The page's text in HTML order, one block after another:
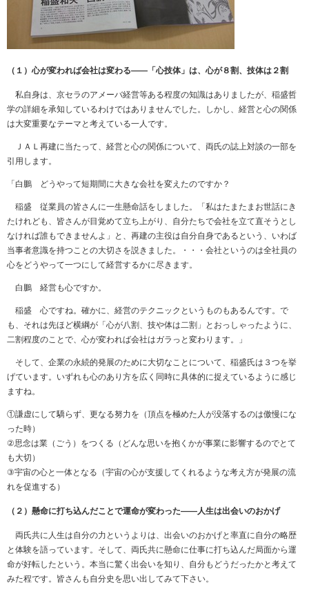
（１）心が変われば会社は変わる――「心技体」は、心が８割、技体は２割
私自身は、京セラのアメーバ経営等ある程度の知識はありましたが、稲盛哲
学の詳細を承知しているわけではありませんでした。しかし、経営と心の関係
は大変重要なテーマと考えている一人です。
ＪＡＬ再建に当たって、経営と心の関係について、両氏の誌上対談の一部を
引用します。
「白鵬 どうやって短期間に大きな会社を変えたのですか？
稲盛 従業員の皆さんに一生懸命話をしました。「私はたまたまお世話にき
たけれども、皆さんが目覚めて立ち上がり、自分たちで会社を立て直そうとし
なければ誰もできませんよ」と、再建の主役は自分自身であるという、いわば
当事者意識を持つことの大切さを説きました。・・・会社というのは全社員の
心をどうやって一つにして経営するかに尽きます。
白鵬 経営も心ですか。
稲盛 心ですね。確かに、経営のテクニックというものもあるんです。で
も、それは先ほど横綱が「心が八割、技や体は二割」とおっしゃったように、
二割程度のことで、心が変われば会社はガラっと変わります。」
そして、企業の永続的発展のために大切なことについて、稲盛氏は３つを挙
げています。いずれも心のあり方を広く同時に具体的に捉えているように感じ
ますね。
①謙虚にして驕らず、更なる努力を（頂点を極めた人が没落するのは傲慢にな
った時）
②思念は業（ごう）をつくる（どんな思いを抱くかが事業に影響するのでとて
も大切）
③宇宙の心と一体となる（宇宙の心が支援してくれるような考え方が発展の流
れを促進する）
（２）懸命に打ち込んだことで運命が変わった――人生は出会いのおかげ
両氏共に人生は自分の力というよりは、出会いのおかげと率直に自分の略歴
と体験を語っています。そして、両氏共に懸命に仕事に打ち込んだ局面から運
命が好転したという。本当に驚く出会いを知り、自分もどうだったかと考えて
みた程です。皆さんも自分史を思い出してみて下さい。